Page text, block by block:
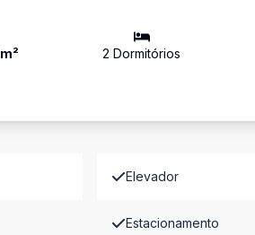
m² 2 Dormitórios
Elevador
Estacionamento